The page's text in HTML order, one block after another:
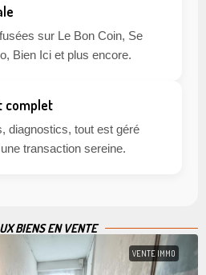
sur Le Bon Coin, Se
Bien Ici et plus encore.
complet
diagnostics, tout est géré
transaction sereine.
BIENS EN VENTE
VENTE IMMO